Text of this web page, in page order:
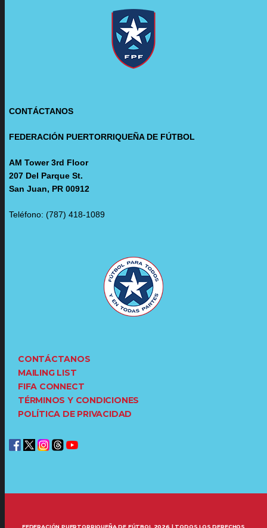
CONTÁCTANOS
FEDERACIÓN PUERTORRIQUEÑA DE FÚTBOL
AM Tower 3rd Floor
207 Del Parque St.
San Juan, PR 00912
Teléfono: (787) 418-1089
CONTÁCTANOS
MAILING LIST
FIFA CONNECT
TÉRMINOS Y CONDICIONES
POLÍTICA DE PRIVACIDAD
FEDERACIÓN PUERTORRIQUEÑA DE FÚTBOL 2026 | TODOS LOS DERECHOS